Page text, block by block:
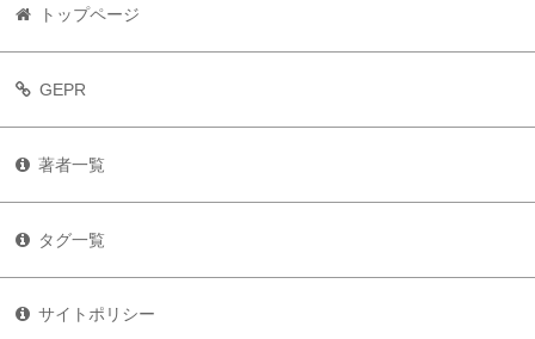
トップページ
GEPR
著者一覧
タグ一覧
サイトポリシー